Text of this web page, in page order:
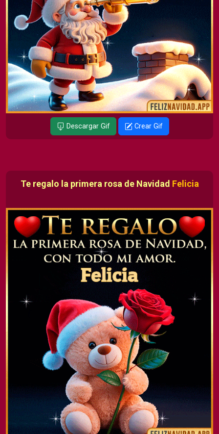
Descargar Gif Crear Gif
Te regalo la primera rosa de Navidad Felicia